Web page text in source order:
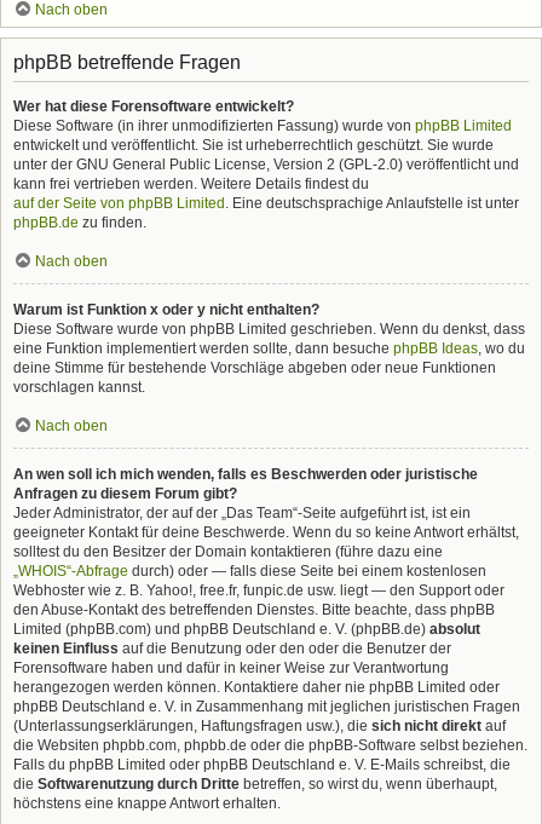
Nach oben
phpBB betreffende Fragen
Wer hat diese Forensoftware entwickelt?
Diese Software (in ihrer unmodifizierten Fassung) wurde von phpBB Limited
entwickelt und veröffentlicht. Sie ist urheberrechtlich geschützt. Sie wurde
unter der GNU General Public License, Version 2 (GPL-2.0) veröffentlicht und
kann frei vertrieben werden. Weitere Details findest du
auf der Seite von phpBB Limited . Eine deutschsprachige Anlaufstelle ist unter
phpBB.de zu finden.
Nach oben
Warum ist Funktion x oder y nicht enthalten?
Diese Software wurde von phpBB Limited geschrieben. Wenn du denkst, dass
eine Funktion implementiert werden sollte, dann besuche phpBB Ideas, wo du
deine Stimme für bestehende Vorschläge abgeben oder neue Funktionen
vorschlagen kannst.
Nach oben
An wen soll ich mich wenden, falls es Beschwerden oder juristische
Anfragen zu diesem Forum gibt?
Jeder Administrator, der auf der „Das Team“-Seite aufgeführt ist, ist ein
geeigneter Kontakt für deine Beschwerde. Wenn du so keine Antwort erhältst,
solltest du den Besitzer der Domain kontaktieren (führe dazu eine
„WHOIS“-Abfrage durch) oder — falls diese Seite bei einem kostenlosen
Webhoster wie z. B. Yahoo!, free.fr, funpic.de usw. liegt — den Support oder
den Abuse-Kontakt des betreffenden Dienstes. Bitte beachte, dass phpBB
Limited (phpBB.com) und phpBB Deutschland e. V. (phpBB.de) absolut
keinen Einfluss auf die Benutzung oder den oder die Benutzer der
Forensoftware haben und dafür in keiner Weise zur Verantwortung
herangezogen werden können. Kontaktiere daher nie phpBB Limited oder
phpBB Deutschland e. V. in Zusammenhang mit jeglichen juristischen Fragen
(Unterlassungserklärungen, Haftungsfragen usw.), die sich nicht direkt auf
die Websiten phpbb.com, phpbb.de oder die phpBB-Software selbst beziehen.
Falls du phpBB Limited oder phpBB Deutschland e. V. E-Mails schreibst, die
die Softwarenutzung durch Dritte betreffen, so wirst du, wenn überhaupt,
höchstens eine knappe Antwort erhalten.